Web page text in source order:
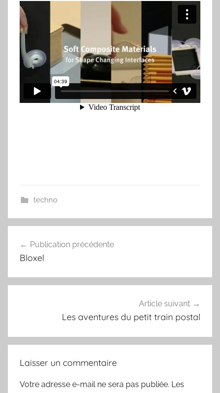
techno
Navigation
de
l’article
Publication précédente
Bloxel
Article suivant
Les aventures du petit train postal
Laisser un commentaire
Votre adresse e-mail ne sera pas publiée. Les